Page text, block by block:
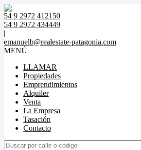
54 9 2972 412150
54 9 2972 434449
|
emanuelb@realestate-patagonia.com
MENÚ
LLAMAR
Propiedades
Emprendimientos
Alquiler
Venta
La Empresa
Tasación
Contacto